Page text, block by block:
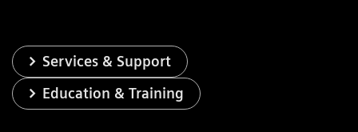
Services & Support
Education & Training